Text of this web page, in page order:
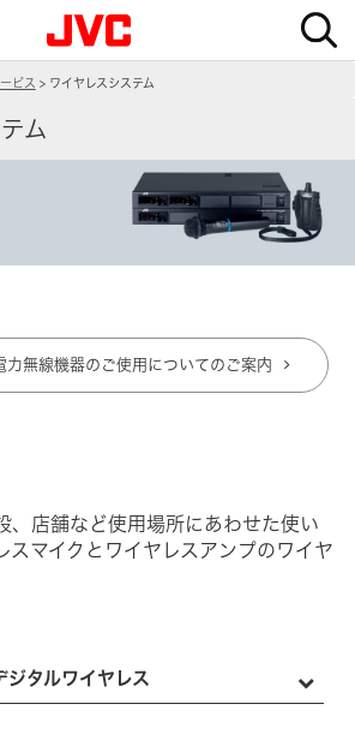
ビス ワイヤレスシステム
ム
力無線機器のご使用についてのご案内
、店舗など使用場所にあわせた使い
スマイクとワイヤレスアンプのワイヤ
ジタルワイヤレス